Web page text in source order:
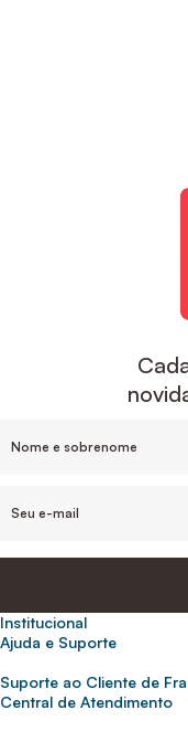
Institucional
Sobre nós
Para empresas
Ajuda e Suporte
Frete e entrega
Suporte ao Cliente de
2ª Via de Boletos -
Central de Atendimento